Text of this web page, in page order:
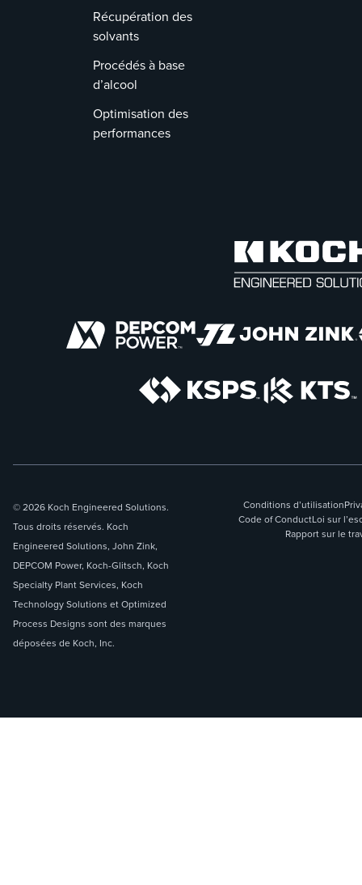
Récupération des
solvants
Procédés à base
d’alcool
Optimisation des
performances
© 2026 Koch Engineered Solutions.
Tous droits réservés. Koch
Engineered Solutions, John Zink,
DEPCOM Power, Koch-Glitsch, Koch
Specialty Plant Services, Koch
Technology Solutions et Optimized
Process Designs sont des marques
déposées de Koch, Inc.
Conditions d’utilisation
Code of ConductLoi sur
Rapport sur le